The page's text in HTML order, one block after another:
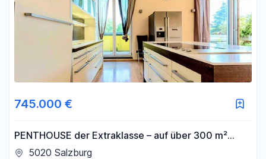
745.000 €
PENTHOUSE der Extraklasse – auf über 300 m²
Nutzfläche. PURE FREIHEIT auf 143 m² XXL-
5020 Salzburg